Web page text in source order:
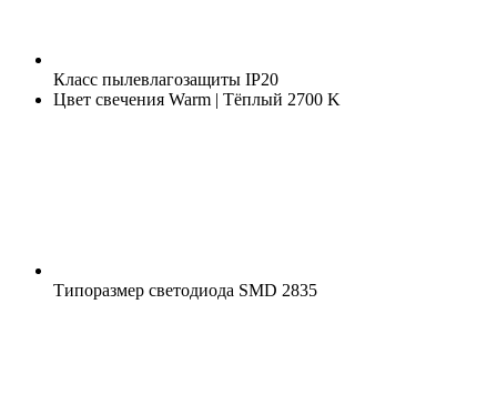
Класс пылевлагозащиты IP20
Цвет свечения Warm | Тёплый 2700 K
Типоразмер светодиода SMD 2835